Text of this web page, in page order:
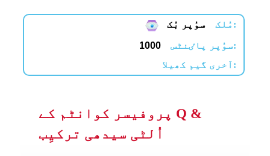
مُلک: سوُپر بُک
سوُپر پاٸنٹس:
1000
آخری گیم کھیلا:
پروفیسر کوانٹم کے Q &
اُلٹی سیدھی ترکیِب